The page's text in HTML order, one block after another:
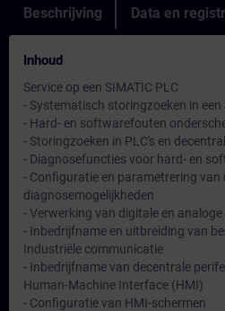
Beschrijving Data en
Inhoud
Service op een SIMATIC PLC
- Systematisch storingzoeken in
- Hard- en softwarefouten
- Storingzoeken in PLC's en
- Diagnosefuncties voor hard- en
- Configuratie en parametrering van
diagnosemogelijkheden
- Verwerking van digitale en analoge
- Inbedrijfname en uitbreiding van
Industriële communicatie
- Inbedrijfname van decentrale
Human-Machine Interface (HMI)
- Configuratie van HMI-schermen